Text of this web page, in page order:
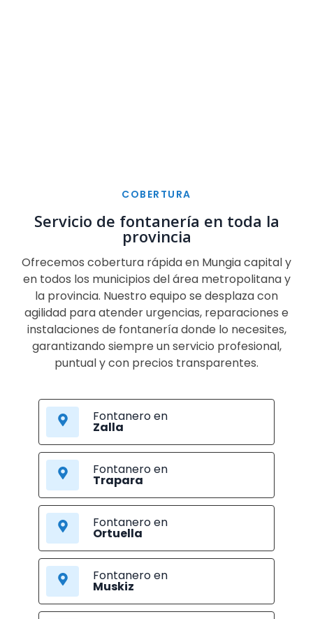
COBERTURA
Servicio de fontanería en toda la
provincia
Ofrecemos cobertura rápida en Mungia capital y
en todos los municipios del área metropolitana y
la provincia. Nuestro equipo se desplaza con
agilidad para atender urgencias, reparaciones e
instalaciones de fontanería donde lo necesites,
garantizando siempre un servicio profesional,
puntual y con precios transparentes.
Fontanero en
Zalla
Fontanero en
Trapara
Fontanero en
Ortuella
Fontanero en
Muskiz